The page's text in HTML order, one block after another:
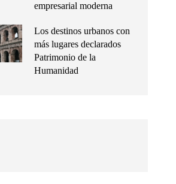
empresarial moderna
Los destinos urbanos con
más lugares declarados
Patrimonio de la
Humanidad